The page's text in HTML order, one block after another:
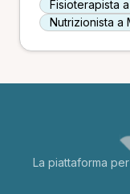
Fisioterapista
Nutrizionista a
La piattaforma